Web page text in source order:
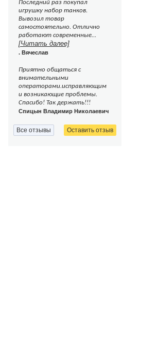
Последний раз покупал
игрушку набор танков.
Вывозил товар
самостоятельно. Отлично
работают современные...
[Читать далее]
. Вячеслав
Приятно общаться с
внимательными
операторами.исправляющим
и возникающие проблемы.
Спасибо! Так держать!!!
Спицын Владимир Николаевич
Все отзывы Оставить отзыв